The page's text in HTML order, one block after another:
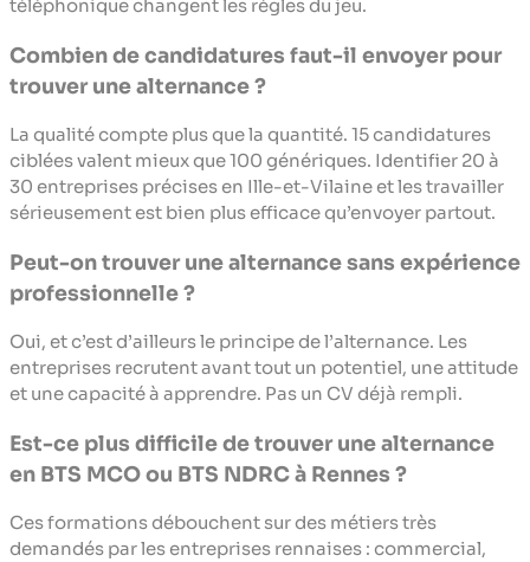
téléphonique changent les règles du jeu.
Combien de candidatures faut-il envoyer pour
trouver une alternance ?
La qualité compte plus que la quantité. 15 candidatures
ciblées valent mieux que 100 génériques. Identifier 20 à
30 entreprises précises en Ille-et-Vilaine et les travailler
sérieusement est bien plus efficace qu’envoyer partout.
Peut-on trouver une alternance sans expérience
professionnelle ?
Oui, et c’est d’ailleurs le principe de l’alternance. Les
entreprises recrutent avant tout un potentiel, une attitude
et une capacité à apprendre. Pas un CV déjà rempli.
Est-ce plus difficile de trouver une alternance
en BTS MCO ou BTS NDRC à Rennes ?
Ces formations débouchent sur des métiers très
demandés par les entreprises rennaises : commercial,